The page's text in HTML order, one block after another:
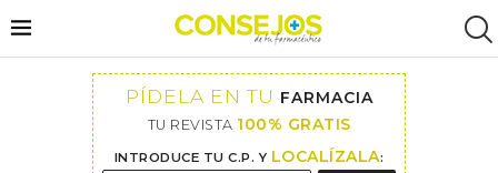
PÍDELA EN TU FARMACIA
TU REVISTA 100% GRATIS
INTRODUCE TU C.P. Y LOCALÍZALA: